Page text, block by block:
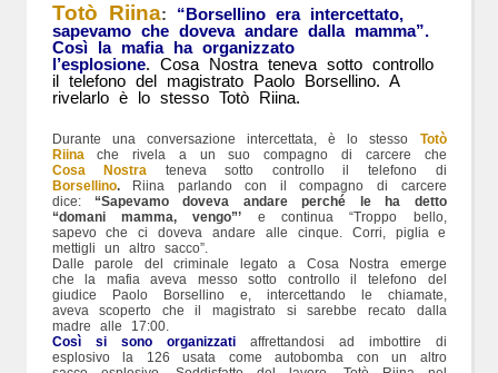
Totò Riina: “Borsellino era intercettato,
sapevamo che doveva andare dalla mamma”.
Così la mafia ha organizzato
l’esplosione. Cosa Nostra teneva sotto controllo
il telefono del magistrato Paolo Borsellino. A
rivelarlo è lo stesso Totò Riina.
Durante una conversazione intercettata, è lo stesso
Totò
Riinache rivela a un suo compagno di carcere che
Cosa Nostra
teneva sotto controllo il telefono di
Borsellino. Riina parlando con il compagno di carcere
dice: “Sapevamo doveva andare perché le ha detto
“domani mamma, vengo”’ e continua “Troppo bello,
sapevo che ci doveva andare alle cinque. Corri, piglia e
mettigli un altro sacco”.
Dalle parole del criminale legato a Cosa Nostra emerge
che la mafia aveva messo sotto controllo il telefono del
giudice Paolo Borsellino e, intercettando le chiamate,
aveva scoperto che il magistrato si sarebbe recato dalla
madre alle 17:00.
Così si sono organizzati
affrettandosi ad imbottire di
esplosivo la 126 usata come autobomba con un altro